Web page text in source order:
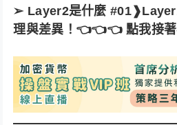
➢ Layer2是什麼
理與差異！ 👈👈👈 點我接